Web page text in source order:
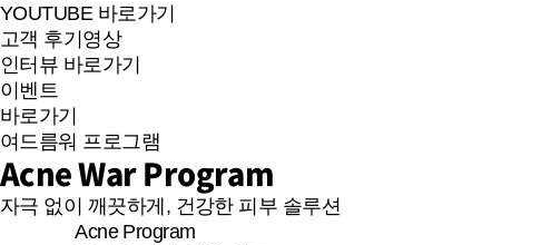
YOUTUBE 바로가기
고객 후기영상
인터뷰 바로가기
이벤트
바로가기
여드름워 프로그램
Acne War Program
자극 없이 깨끗하게, 건강한 피부 솔루션
Acne Program